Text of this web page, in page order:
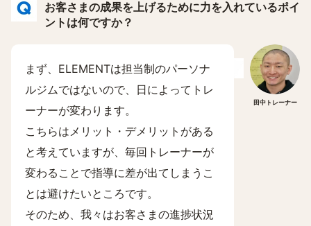
お客さまの成果を上げるために力を入れているポイ
ントは何ですか？
田中トレーナー
まず、ELEMENTは担当制のパーソナ
ルジムではないので、日によってトレ
ーナーが変わります。
こちらはメリット・デメリットがある
と考えていますが、毎回トレーナーが
変わることで指導に差が出てしまうこ
とは避けたいところです。
そのため、我々はお客さまの進捗状況